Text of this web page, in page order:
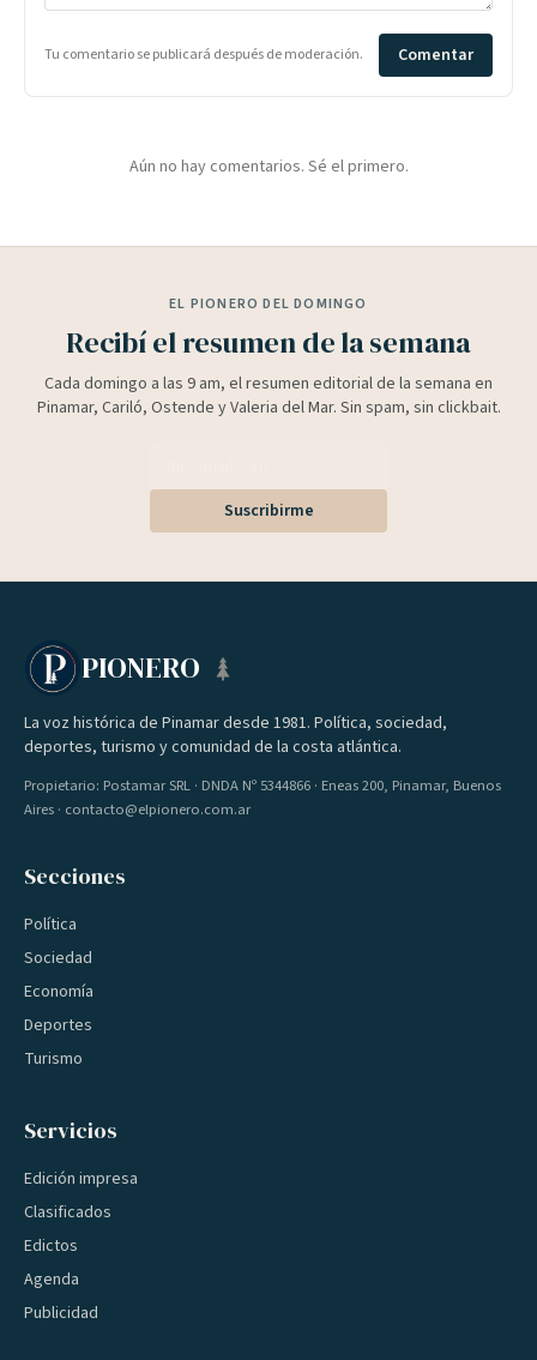
Tu comentario se publicará después de moderación. Comentar
Aún no hay comentarios. Sé el primero.
EL PIONERO DEL DOMINGO
Recibí el resumen de la semana
Cada domingo a las 9 am, el resumen editorial de la semana en
Pinamar, Cariló, Ostende y Valeria del Mar. Sin spam, sin clickbait.
Suscribirme
PIONERO
La voz histórica de Pinamar desde 1981. Política, sociedad,
deportes, turismo y comunidad de la costa atlántica.
Propietario: Postamar SRL · DNDA Nº 5344866 · Eneas 200, Pinamar, Buenos
Aires · contacto@elpionero.com.ar
Secciones
Política
Sociedad
Economía
Deportes
Turismo
Servicios
Edición impresa
Clasificados
Edictos
Agenda
Publicidad